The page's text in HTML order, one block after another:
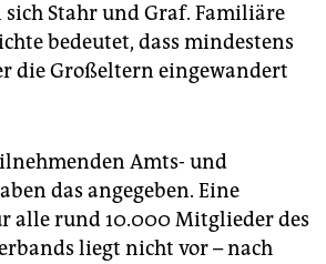
sich Stahr und Graf. Familiäre
bedeutet, dass mindestens
die Großeltern eingewandert
Amts- und
das angegeben. Eine
alle rund 10.000 Mitglieder des
liegt nicht vor – nach